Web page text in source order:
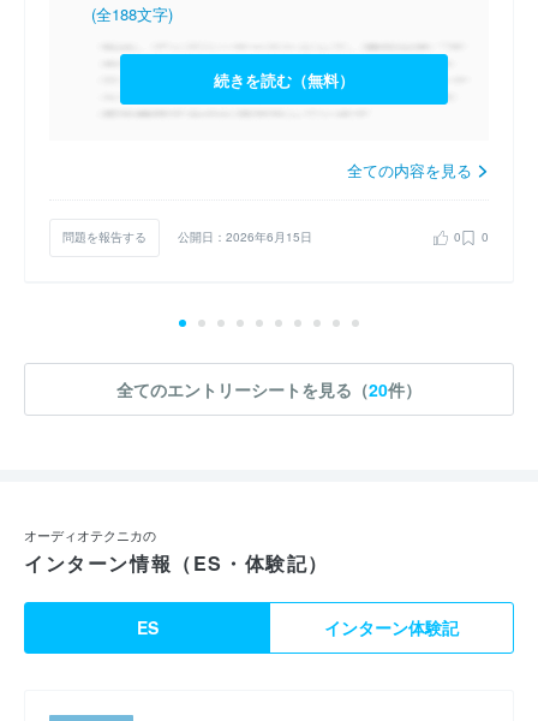
(全188文字)
続きを読む（無料）
全ての内容を見る
問題を報告する 公開日：2026年6月15日 0 0
全てのエントリーシートを見る（20件）
オーディオテクニカの
インターン情報（ES・体験記）
ES インターン体験記